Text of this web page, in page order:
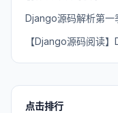
Django源码解析第一
【Django源码阅读
点击排行